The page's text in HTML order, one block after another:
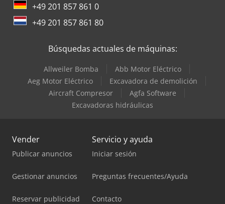
+49 201 857 861 0
+49 201 857 861 80
Búsquedas actuales de máquinas:
Allweiler Bomba
Abb Motor Eléctrico
Aeg Motor Eléctrico
Excavadora de demolición
Aircraft Compresor
Agfa Software
Excavadoras hidráulicas
Vender
Publicar anuncios
Gestionar anuncios
Reservar publicidad
Servicio y ayuda
Iniciar sesión
Preguntas frecuentes/Ayuda
Contacto